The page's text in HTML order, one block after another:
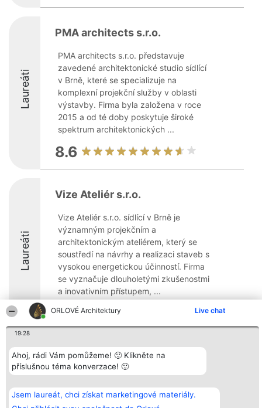
ORLOVÉ Architektury Live chat
19:28
Ahoj, rádi Vám pomůžeme! 🙂 Klikněte na
příslušnou téma konverzace! 🙂
Jsem laureát, chci získat marketingové materiály.
Laureáti
PMA architects s.r.o.
PMA architects s.r.o. představuje
zavedené architektonické studio sídlící
v Brně, které se specializuje na
komplexní projekční služby v oblasti
výstavby. Firma byla založena v roce
2015 a od té doby poskytuje široké
spektrum architektonických ...
8.6
Laureáti
Vize Ateliér s.r.o.
Vize Ateliér s.r.o. sídlící v Brně je
významným projekčním a
architektonickým ateliérem, který se
soustředí na návrhy a realizaci staveb s
vysokou energetickou účinností. Firma
se vyznačuje dlouholetými zkušenostmi
a inovativním přístupem, ...
9.9
Organizátor hlasování
Bright Side Solutions sp. z o.
o. sp. k.
Wrocław 50-079
KRS 0000749100 | Regon
Plebiscyt
Vítězové
Seznam všech
Zásady
Pravidla